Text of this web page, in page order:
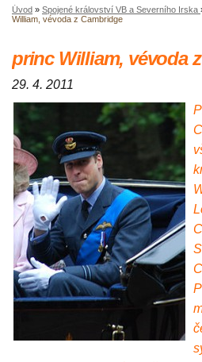
Úvod » Spojené království VB a Severního Irska
William, vévoda z Cambridge
princ William, vévoda
29. 4. 2011